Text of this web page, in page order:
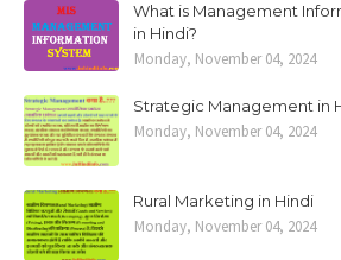
What is Management
in Hindi?
Monday, November 04, 2024
Strategic Management in
Monday, November 04, 2024
Rural Marketing in Hindi
Monday, November 04, 2024